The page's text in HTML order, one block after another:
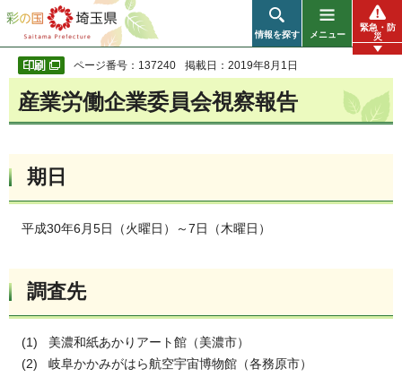
彩の国 埼玉県
情報を探す メニュー
緊急・防
災
ページ番号：137240 掲載日：2019年8月1日
産業労働企業委員会視察報告
期日
平成30年6月5日（火曜日）～7日（木曜日）
調査先
(1) 美濃和紙あかりアート館（美濃市）
(2) 岐阜かかみがはら航空宇宙博物館（各務原市）